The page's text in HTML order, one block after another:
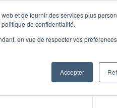
et de fournir des services plus
de confidentialité.
en vue de respecter vos
Accepter
0 Article 0,00 € Boutique